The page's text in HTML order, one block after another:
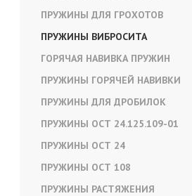
ПРУЖИНЫ ДЛЯ ГРОХОТОВ
ПРУЖИНЫ ВИБРОСИТА
ГОРЯЧАЯ НАВИВКА ПРУЖИН
ПРУЖИНЫ ГОРЯЧЕЙ НАВИВКИ
ПРУЖИНЫ ДЛЯ ДРОБИЛОК
ПРУЖИНЫ ОСТ 24.125.109-01
ПРУЖИНЫ ОСТ 24
ПРУЖИНЫ ОСТ 108
ПРУЖИНЫ РАСТЯЖЕНИЯ